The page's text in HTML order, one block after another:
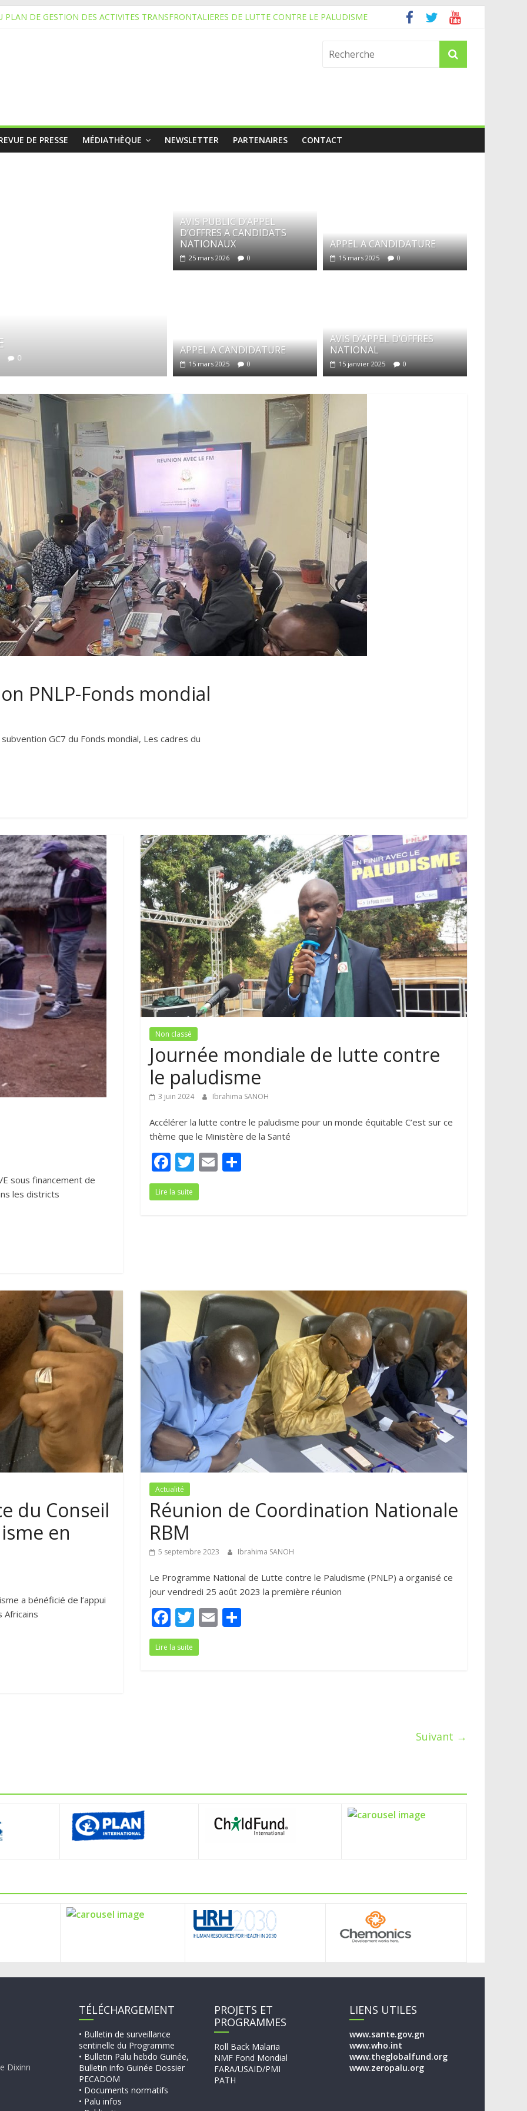
PLAN DE GESTION DES ACTIVITES TRANSFRONTALIERES DE LUTTE CONTRE LE PALUDISME
DE PRESSE MÉDIATHÈQUE NEWSLETTER PARTENAIRES CONTACT
APPEL A CANDIDATURE
15 mars 2025 Moustapha Camara 0
AVIS PUBLIC D’APPEL
D’OFFRES A CANDIDATS
NATIONAUX
25 mars 2026 0
APPEL A CANDIDATURE
15 mars 2025 0
APPEL A CANDIDATURE
15 mars 2025 0
AVIS D’APPEL D’OFFRES
NATIONAL
15 janvier 2025 0
PNLP-Fonds mondial
GC7 du Fonds mondial, Les cadres du
sous financement de
les districts
Non classé
Journée mondiale de lutte contre
le paludisme
3 juin 2024 Ibrahima SANOH
Accélérer la lutte contre le paludisme pour un monde équitable C’est sur ce
thème que le Ministère de la Santé
F
ac
e
T
w
itt
E P
Lire la suite
du Conseil
en
a bénéficié de l’appui
Africains
Actualité
Réunion de Coordination Nationale
RBM
5 septembre 2023 Ibrahima SANOH
Le Programme National de Lutte contre le Paludisme (PNLP) a organisé ce
jour vendredi 25 août 2023 la première réunion
F
ac
e
T
w
itt
E P
Lire la suite
Suivant →
Dixinn
TÉLÉCHARGEMENT
• Bulletin de surveillance
sentinelle du Programme
• Bulletin Palu hebdo Guinée,
Bulletin info Guinée Dossier
PECADOM
• Documents normatifs
• Palu infos
PROJETS ET
PROGRAMMES
Roll Back Malaria
NMF Fond Mondial
FARA/USAID/PMI
PATH
LIENS UTILES
www.sante.gov.gn
www.who.int
www.theglobalfund.org
www.zeropalu.org